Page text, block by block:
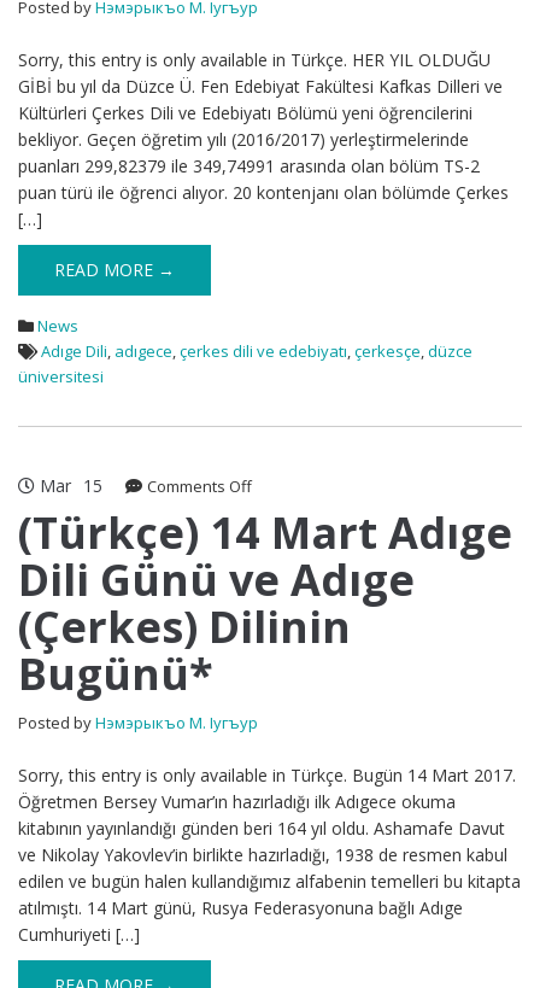
Posted byНэмэрыкъо М. Iугъур
Sorry, this entry is only available in Türkçe. HER YIL OLDUĞU
GİBİ bu yıl da Düzce Ü. Fen Edebiyat Fakültesi Kafkas Dilleri ve
Kültürleri Çerkes Dili ve Edebiyatı Bölümü yeni öğrencilerini
bekliyor. Geçen öğretim yılı (2016/2017) yerleştirmelerinde
puanları 299,82379 ile 349,74991 arasında olan bölüm TS-2
puan türü ile öğrenci alıyor. 20 kontenjanı olan bölümde Çerkes
[…]
READ MORE →
News
Adıge Dili, adıgece,çerkes dili ve edebiyatı,çerkesçe,düzce
üniversitesi
Mar 15 Comments Offon
14
Adıge
Dili
Günü
Bugünü*
(Türkçe) 14 Mart Adıge
Dili Günü ve Adıge
(Çerkes) Dilinin
Bugünü*
Posted byНэмэрыкъо М. Iугъур
Sorry, this entry is only available in Türkçe. Bugün 14 Mart 2017.
Öğretmen Bersey Vumar’ın hazırladığı ilk Adıgece okuma
kitabının yayınlandığı günden beri 164 yıl oldu. Ashamafe Davut
ve Nikolay Yakovlev’in birlikte hazırladığı, 1938 de resmen kabul
edilen ve bugün halen kullandığımız alfabenin temelleri bu kitapta
atılmıştı. 14 Mart günü, Rusya Federasyonuna bağlı Adıge
Cumhuriyeti […]